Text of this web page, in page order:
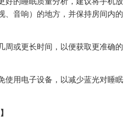
、音响）的地方，并保持房间内的
周或更长时间，以便获取更准确的
使用电子设备，以减少蓝光对睡眠